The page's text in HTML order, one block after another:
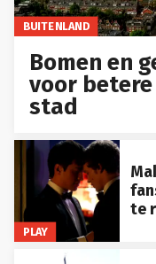
BUITENLAND
Bomen en
voor
stad
PLAY
te